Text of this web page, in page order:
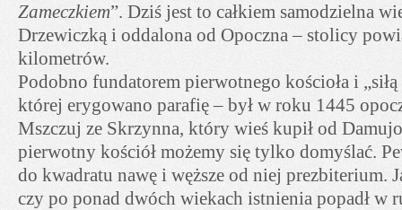
Zameczkiem”. Dziś jest to całkiem samodzielna
Drzewiczką i oddalona od Opoczna – stolicy
kilometrów.
Podobno fundatorem pierwotnego kościoła i
której erygowano parafię – był w roku 1445
Mszczuj ze Skrzynna, który wieś kupił od
pierwotny kościół możemy się tylko domyślać.
do kwadratu nawę i węższe od niej prezbiterium.
czy po ponad dwóch wiekach istnienia popadł w